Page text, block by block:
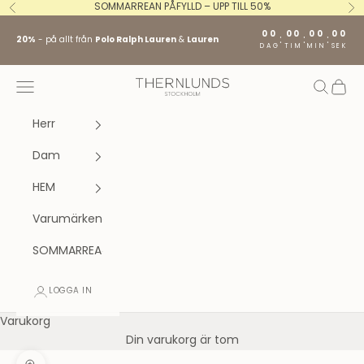
Hoppa till innehållet
Föregående SOMMARREAN PÅFYLLD – UPP TILL 50%
20% - på allt från Polo Ralph Lauren & Lauren
00
DAG : 00
TIM : 00
MIN : 00
SEK
Stockholm fashion agency AB
Öppna navigeringsmenyn Öppna
Herr
Dam
HEM
Varumärken
SOMMARREA
LOGGA IN
Varukorg
Din varukorg är tom